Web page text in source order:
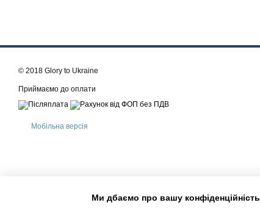
© 2018 Glory to Ukraine
Приймаємо до оплати
Мобільна версія
Ми дбаємо про вашу конфіденційність